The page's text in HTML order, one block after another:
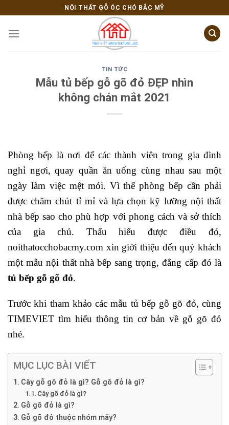
to
content
NỘI THẤT GỖ ÓC CHÓ BẮC MỸ
TIN TỨC
Mẫu tủ bếp gỗ gõ đỏ ĐẸP nhìn
không chán mắt 2021
Phòng bếp là nơi để các thành viên trong gia đình
nghỉ ngơi, quay quần ăn uống cùng nhau sau một
ngày làm việc mệt mỏi. Vì thế phòng bếp cần phải
được chăm chút tỉ mỉ và lựa chọn kỹ lưỡng nội thất
nhà bếp sao cho phù hợp với phong cách và sở thích
của gia chủ. Thấu hiểu được điều đó,
noithatocchobacmy.com xin giới thiệu đến quý khách
một mẫu nội thất nhà bếp sang trọng, đẳng cấp đó là
tủ bếp gỗ gõ đỏ.
Trước khi tham khảo các mẫu tủ bếp gỗ gõ đỏ, cùng
TIMEVIET tìm hiểu thông tin cơ bản về gỗ gõ đỏ
nhé.
MỤC LỤC BÀI VIẾT
Cây gỗ gõ đỏ là gì? Gỗ gõ đỏ là gì?
Cây gõ đỏ là gì?
Gỗ gõ đỏ là gì?
Gỗ gõ đỏ thuộc nhóm mấy?